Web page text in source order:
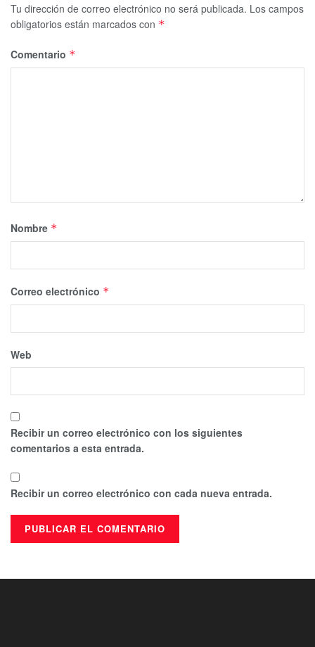
Tu dirección de correo electrónico no será publicada. Los campos
obligatorios están marcados con *
Comentario *
Nombre *
Correo electrónico *
Web
Recibir un correo electrónico con los siguientes
comentarios a esta entrada.
Recibir un correo electrónico con cada nueva entrada.